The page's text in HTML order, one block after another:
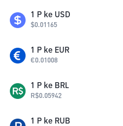
1 P ke USD
$0.01165
1 P ke EUR
€0.01008
1 P ke BRL
R$0.05942
1 P ke RUB